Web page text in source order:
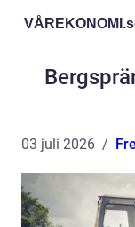
VÅREKONOMI.
03 juli 2026